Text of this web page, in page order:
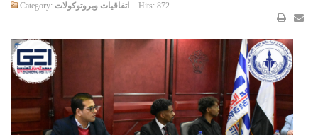
Category: اتفاقيات وبروتوكولات Hits: 872